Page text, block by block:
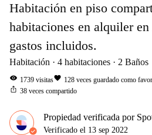
Habitación en piso
habitaciones en alquiler
gastos incluidos.
Habitación 4 habitaciones 2 Baños
visibility 1739 visitasfavorite 128 veces guardado como
ios_share 38 veces compartido
Propiedad verificada por
Verificado el 13 sep 2022